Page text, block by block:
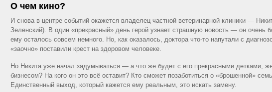
О чем кино?
И снова в центре событий окажется владелец частной ветеринарной клиники —
Зеленский). В один «прекрасный» день герой узнает страшную новость — он очень
ему осталось совсем немного. Но, как оказалось, доктора что-то напутали с
«заочно» поставили крест на здоровом человеке.
Но Никита уже начал задумываться — а что же будет с его прекрасными детками,
бизнесом? На кого он это всё оставит? Кто сможет позаботиться о «брошенной»
Единственный выход, который кажется ему реальным, это искать замену.